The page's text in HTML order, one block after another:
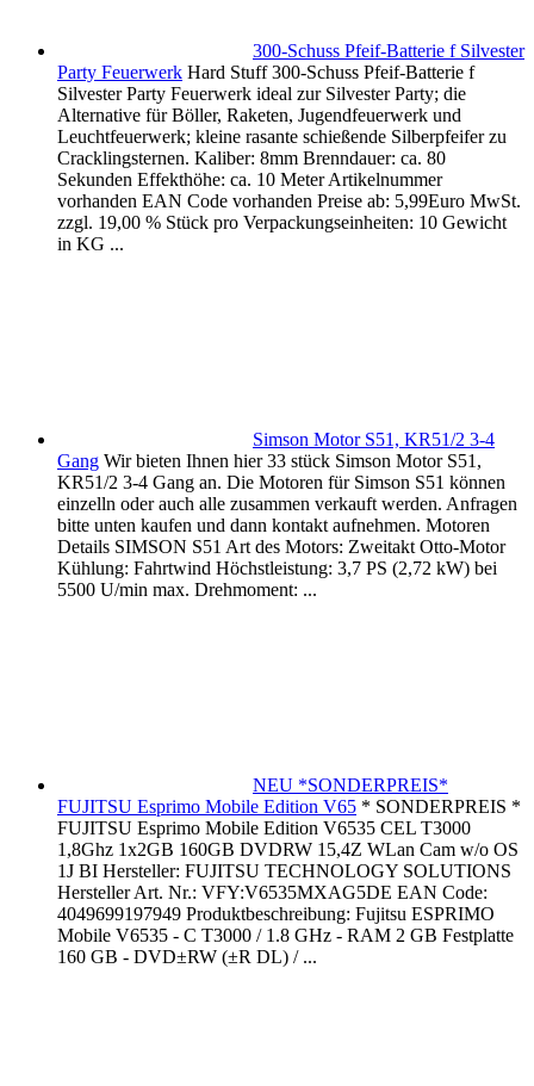
300-Schuss Pfeif-Batterie f Silvester
Party Feuerwerk Hard Stuff 300-Schuss Pfeif-Batterie f
Silvester Party Feuerwerk ideal zur Silvester Party; die
Alternative für Böller, Raketen, Jugendfeuerwerk und
Leuchtfeuerwerk; kleine rasante schießende Silberpfeifer zu
Cracklingsternen. Kaliber: 8mm Brenndauer: ca. 80
Sekunden Effekthöhe: ca. 10 Meter Artikelnummer
vorhanden EAN Code vorhanden Preise ab: 5,99Euro MwSt.
zzgl. 19,00 % Stück pro Verpackungseinheiten: 10 Gewicht
in KG ...
Simson Motor S51, KR51/2 3-4
Gang Wir bieten Ihnen hier 33 stück Simson Motor S51,
KR51/2 3-4 Gang an. Die Motoren für Simson S51 können
einzelln oder auch alle zusammen verkauft werden. Anfragen
bitte unten kaufen und dann kontakt aufnehmen. Motoren
Details SIMSON S51 Art des Motors: Zweitakt Otto-Motor
Kühlung: Fahrtwind Höchstleistung: 3,7 PS (2,72 kW) bei
5500 U/min max. Drehmoment: ...
NEU *SONDERPREIS*
FUJITSU Esprimo Mobile Edition V65 * SONDERPREIS *
FUJITSU Esprimo Mobile Edition V6535 CEL T3000
1,8Ghz 1x2GB 160GB DVDRW 15,4Z WLan Cam w/o OS
1J BI Hersteller: FUJITSU TECHNOLOGY SOLUTIONS
Hersteller Art. Nr.: VFY:V6535MXAG5DE EAN Code:
4049699197949 Produktbeschreibung: Fujitsu ESPRIMO
Mobile V6535 - C T3000 / 1.8 GHz - RAM 2 GB Festplatte
160 GB - DVD±RW (±R DL) / ...